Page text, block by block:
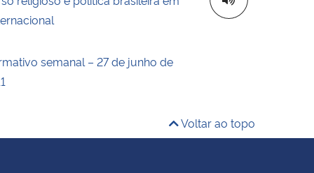
semanal – 27 de junho de
Voltar ao topo